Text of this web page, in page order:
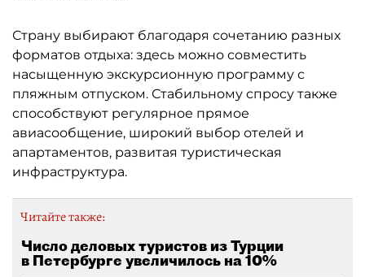
Страну выбирают благодаря сочетанию разных
форматов отдыха: здесь можно совместить
насыщенную экскурсионную программу с
пляжным отпуском. Стабильному спросу также
способствуют регулярное прямое
авиасообщение, широкий выбор отелей и
апартаментов, развитая туристическая
инфраструктура.
Читайте также:
Число деловых туристов из Турции
в Петербурге увеличилось на 10%